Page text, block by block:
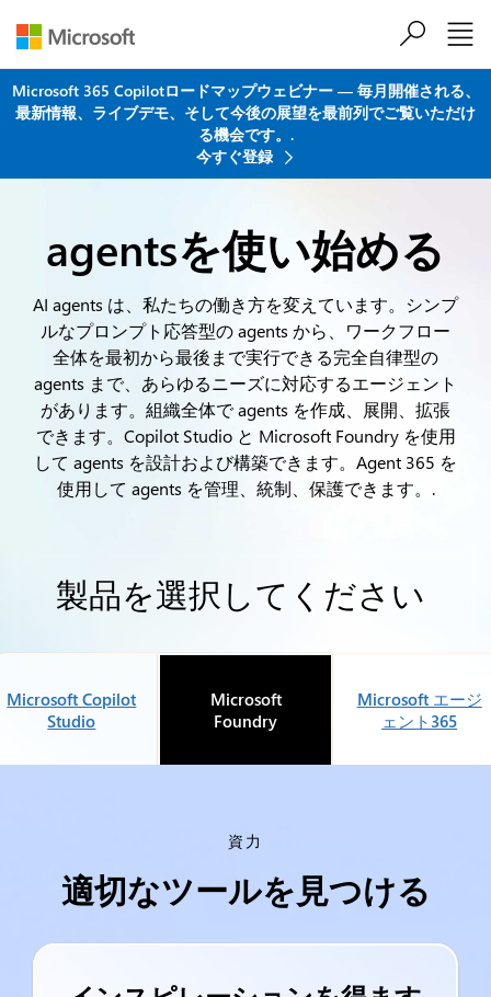
Microsoft 365 Copilotロードマップウェビナー ― 毎月開催される、
最新情報、ライブデモ、そして今後の展望を最前列でご覧いただけ
る機会です。.
今すぐ登録
agentsを使い始める
AI agents は、私たちの働き方を変えています。シンプ
ルなプロンプト応答型の agents から、ワークフロー
全体を最初から最後まで実行できる完全自律型の
agents まで、あらゆるニーズに対応するエージェント
があります。組織全体で agents を作成、展開、拡張
できます。Copilot Studio と Microsoft Foundry を使用
して agents を設計および構築できます。Agent 365 を
使用して agents を管理、統制、保護できます。.
製品を選択してください
Microsoft Copilot
Studio
Microsoft
Foundry
Microsoft エージ
ェント365
資力
適切なツールを見つける